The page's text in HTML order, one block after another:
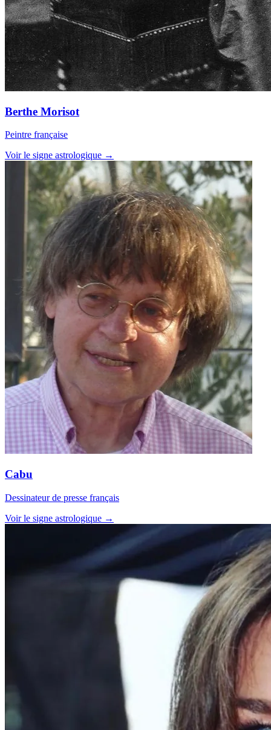
Berthe Morisot
Peintre française
Voir le signe astrologique →
Cabu
Dessinateur de presse français
Voir le signe astrologique →